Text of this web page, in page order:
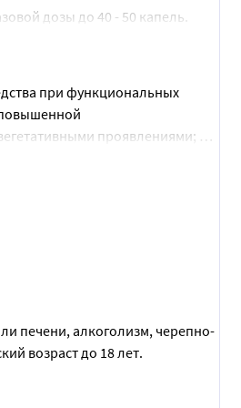
дозы до 40 - 50 капель.
указаны в инструкции.
при функциональных
проявлениями; в
печени, алкоголизм, черепно-
возраст до 18 лет.